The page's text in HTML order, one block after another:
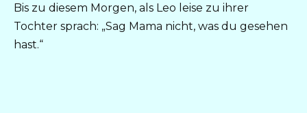
Bis zu diesem Morgen, als Leo leise zu ihrer
Tochter sprach: „Sag Mama nicht, was du gesehen
hast.“